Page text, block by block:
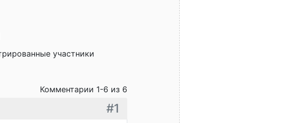
участники
Комментарии 1-6 из 6
#1